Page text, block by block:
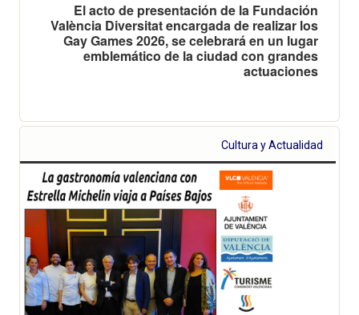
El acto de presentación de la Fundación
València Diversitat encargada de realizar los
Gay Games 2026, se celebrará en un lugar
emblemático de la ciudad con grandes
actuaciones
Cultura y Actualidad